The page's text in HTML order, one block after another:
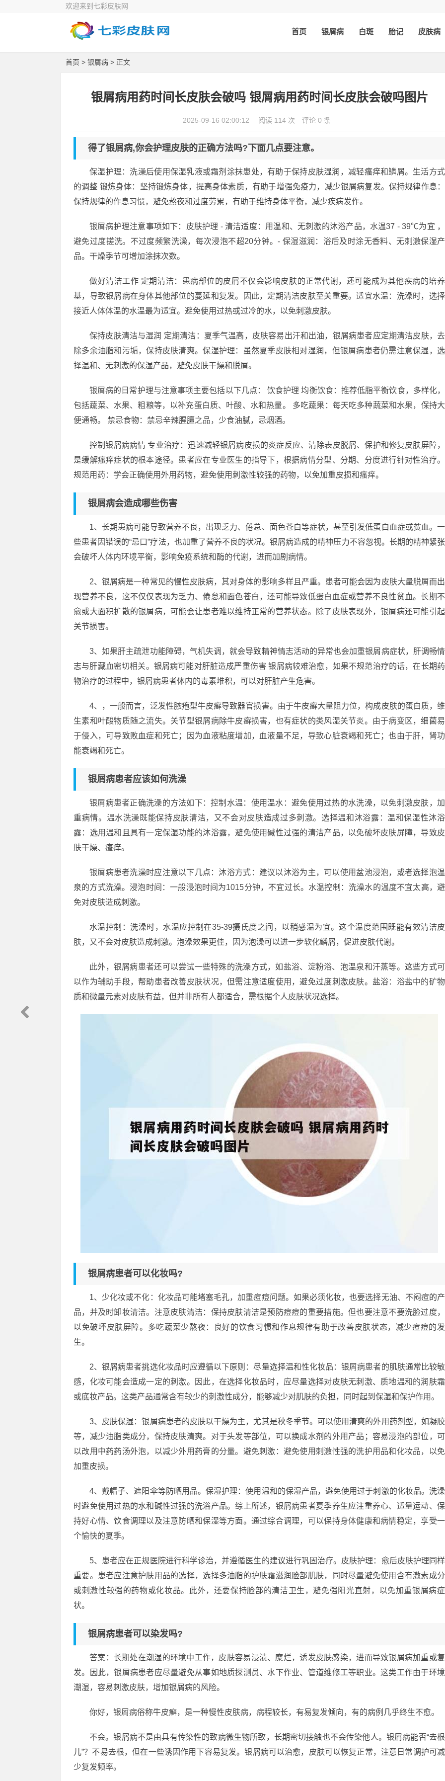
欢迎来到七彩皮肤网
首页 银屑病 白斑 胎记 皮肤病
首页 > 银屑病 > 正文
银屑病用药时间长皮肤会破吗 银屑病用药时间长皮肤会破吗图片
2025-09-16 02:00:12 阅读 114 次 评论 0 条
得了银屑病,你会护理皮肤的正确方法吗?下面几点要注意。
保湿护理：洗澡后使用保湿乳液或霜剂涂抹患处，有助于保持皮肤湿润，减轻瘙痒和鳞屑。生活方式
的调整 锻炼身体：坚持锻炼身体，提高身体素质，有助于增强免疫力，减少银屑病复发。保持规律作息：
保持规律的作息习惯，避免熬夜和过度劳累，有助于维持身体平衡，减少疾病发作。
银屑病护理注意事项如下：皮肤护理 - 清洁适度：用温和、无刺激的沐浴产品，水温37 - 39℃为宜 ，
避免过度搓洗。不过度频繁洗澡，每次浸泡不超20分钟。- 保湿滋润：浴后及时涂无香料、无刺激保湿产
品。干燥季节可增加涂抹次数。
做好清洁工作 定期清洁：患病部位的皮屑不仅会影响皮肤的正常代谢，还可能成为其他疾病的培养
基，导致银屑病在身体其他部位的蔓延和复发。因此，定期清洁皮肤至关重要。适宜水温：洗澡时，选择
接近人体体温的水温最为适宜。避免使用过热或过冷的水，以免刺激皮肤。
保持皮肤清洁与湿润 定期清洁：夏季气温高，皮肤容易出汗和出油，银屑病患者应定期清洁皮肤，去
除多余油脂和污垢，保持皮肤清爽。保湿护理：虽然夏季皮肤相对湿润，但银屑病患者仍需注意保湿，选
择温和、无刺激的保湿产品，避免皮肤干燥和脱屑。
银屑病的日常护理与注意事项主要包括以下几点： 饮食护理 均衡饮食：推荐低脂平衡饮食，多样化，
包括蔬菜、水果、粗粮等，以补充蛋白质、叶酸、水和热量。 多吃蔬果：每天吃多种蔬菜和水果，保持大
便通畅。 禁忌食物：禁忌辛辣腥膻之品，少食油腻，忌烟酒。
控制银屑病病情 专业治疗：迅速减轻银屑病皮损的炎症反应、清除表皮脱屑、保护和修复皮肤屏障，
是缓解瘙痒症状的根本途径。患者应在专业医生的指导下，根据病情分型、分期、分度进行针对性治疗。
规范用药：学会正确使用外用药物，避免使用刺激性较强的药物，以免加重皮损和瘙痒。
银屑病会造成哪些伤害
1、长期患病可能导致营养不良，出现乏力、倦怠、面色苍白等症状，甚至引发低蛋白血症或贫血。一
些患者因错误的“忌口”疗法，也加重了营养不良的状况。银屑病造成的精神压力不容忽视。长期的精神紧张
会破坏人体内环境平衡，影响免疫系统和酶的代谢，进而加剧病情。
2、银屑病是一种常见的慢性皮肤病，其对身体的影响多样且严重。患者可能会因为皮肤大量脱屑而出
现营养不良，这不仅仅表现为乏力、倦怠和面色苍白，还可能导致低蛋白血症或营养不良性贫血。长期不
愈或大面积扩散的银屑病，可能会让患者难以维持正常的营养状态。除了皮肤表现外，银屑病还可能引起
关节损害。
3、如果肝主疏泄功能障碍，气机失调，就会导致精神情志活动的异常也会加重银屑病症状，肝调畅情
志与肝藏血密切相关。银屑病可能对肝脏造成严重伤害 银屑病较难治愈，如果不规范治疗的话，在长期药
物治疗的过程中，银屑病患者体内的毒素堆积，可以对肝脏产生危害。
4、，一般而言，泛发性脓疱型牛皮癣导致器官损害。由于牛皮癣大量阻力位，构成皮肤的蛋白质，维
生素和叶酸物质随之流失。关节型银屑病除牛皮癣损害，也有症状的类风湿关节炎。由于病变区，细菌易
于侵入，可导致败血症和死亡；因为血液粘度增加，血液量不足，导致心脏衰竭和死亡；也由于肝，肾功
能衰竭和死亡。
银屑病患者应该如何洗澡
银屑病患者正确洗澡的方法如下：控制水温：使用温水：避免使用过热的水洗澡，以免刺激皮肤，加
重病情。温水洗澡既能保持皮肤清洁，又不会对皮肤造成过多刺激。选择温和沐浴露：温和保湿性沐浴
露：选用温和且具有一定保湿功能的沐浴露，避免使用碱性过强的清洁产品，以免破坏皮肤屏障，导致皮
肤干燥、瘙痒。
银屑病患者洗澡时应注意以下几点：沐浴方式：建议以沐浴为主，可以使用盆池浸泡，或者选择泡温
泉的方式洗澡。浸泡时间：一般浸泡时间为1015分钟，不宜过长。水温控制：洗澡水的温度不宜太高，避
免对皮肤造成刺激。
水温控制：洗澡时，水温应控制在35-39摄氏度之间，以稍感温为宜。这个温度范围既能有效清洁皮
肤，又不会对皮肤造成刺激。泡澡效果更佳，因为泡澡可以进一步软化鳞屑，促进皮肤代谢。
此外，银屑病患者还可以尝试一些特殊的洗澡方式，如盐浴、淀粉浴、泡温泉和汗蒸等。这些方式可
以作为辅助手段，帮助患者改善皮肤状况，但需注意适度使用，避免过度刺激皮肤。盐浴：浴盐中的矿物
质和微量元素对皮肤有益，但并非所有人都适合，需根据个人皮肤状况选择。
银屑病患者可以化妆吗?
1、少化妆或不化：化妆品可能堵塞毛孔，加重痘痘问题。如果必须化妆，也要选择无油、不闷痘的产
品，并及时卸妆清洁。注意皮肤清洁：保持皮肤清洁是预防痘痘的重要措施。但也要注意不要洗脸过度，
以免破坏皮肤屏障。多吃蔬菜少熬夜：良好的饮食习惯和作息规律有助于改善皮肤状态，减少痘痘的发
生。
2、银屑病患者挑选化妆品时应遵循以下原则：尽量选择温和性化妆品：银屑病患者的肌肤通常比较敏
感，化妆可能会造成一定的刺激。因此，在选择化妆品时，应尽量选择对皮肤无刺激、质地温和的润肤霜
或底妆产品。这类产品通常含有较少的刺激性成分，能够减少对肌肤的负担，同时起到保湿和保护作用。
3、皮肤保湿：银屑病患者的皮肤以干燥为主，尤其是秋冬季节。可以使用清爽的外用药剂型，如凝胶
等，减少油脂类成分，保持皮肤清爽。对于头发等部位，可以换成水剂的外用产品；容易浸泡的部位，可
以改用中药药汤外泡，以减少外用药膏的分量。避免刺激：避免使用刺激性强的洗护用品和化妆品，以免
加重皮损。
4、戴帽子、遮阳伞等防晒用品。保湿护理：使用温和的保湿产品，避免使用过于刺激的化妆品。洗澡
时避免使用过热的水和碱性过强的洗浴产品。综上所述，银屑病患者夏季养生应注重养心、适量运动、保
持好心情、饮食调理以及注意防晒和保湿等方面。通过综合调理，可以保持身体健康和病情稳定，享受一
个愉快的夏季。
5、患者应在正规医院进行科学诊治，并遵循医生的建议进行巩固治疗。皮肤护理：愈后皮肤护理同样
重要。患者应注意护肤用品的选择，选择多油脂的护肤霜滋润脸部肌肤，同时尽量避免使用含有激素成分
或刺激性较强的药物或化妆品。此外，还要保持脸部的清洁卫生，避免强阳光直射，以免加重银屑病症
状。
银屑病患者可以染发吗?
答案：长期处在潮湿的环境中工作，皮肤容易浸渍、糜烂，诱发皮肤感染，进而导致银屑病加重或复
发。因此，银屑病患者应尽量避免从事如地质探测员、水下作业、管道维修工等职业。这类工作由于环境
潮湿，容易刺激皮肤，增加银屑病的风险。
你好，银屑病俗称牛皮癣，是一种慢性皮肤病，病程较长，有易复发倾向，有的病例几乎终生不愈。
不会。银屑病不是由具有传染性的致病微生物所致，长期密切接触也不会传染他人。银屑病能否“去根
儿”？不易去根，但在一些诱因作用下容易复发。银屑病可以治愈，皮肤可以恢复正常，注意日常调护可减
少复发频率。